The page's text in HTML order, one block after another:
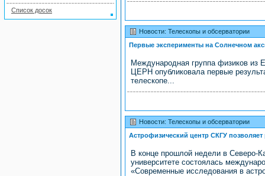
Список досок
Новости: Телескопы и обсерватории
Первые эксперименты на Солнечном
Международная группа физиков из
ЦЕРН опубликовала первые
телескопе...
Новости: Телескопы и обсерватории
Астрофизический центр СКГУ
В конце прошлой недели в Северо-
университете состоялась
«Современные исследования в